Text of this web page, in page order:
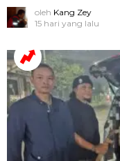
oleh Kang Zey
15 hari yang lalu